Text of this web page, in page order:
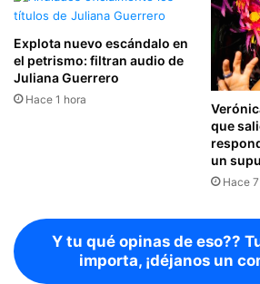
Explota nuevo escándalo en
el petrismo: filtran audio de
Juliana Guerrero
Hace 1 hora
que
un
Hace
Y tu qué opinas de eso??
importa, ¡déjanos un